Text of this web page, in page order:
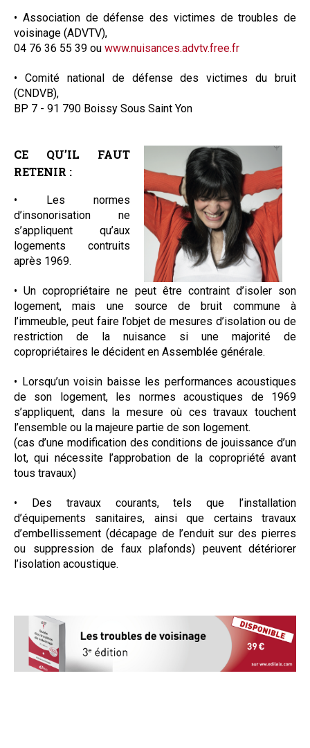
• Association de défense des victimes de troubles de
voisinage (ADVTV),
04 76 36 55 39 ou www.nuisances.advtv.free.fr
• Comité national de défense des victimes du bruit
(CNDVB),
BP 7 - 91 790 Boissy Sous Saint Yon
CE QU’IL FAUT
RETENIR :
• Les normes
d’insonorisation ne
s’appliquent qu’aux
logements contruits
après 1969.
• Un copropriétaire ne peut être contraint d’isoler son
logement, mais une source de bruit commune à
l’immeuble, peut faire l’objet de mesures d’isolation ou de
restriction de la nuisance si une majorité de
copropriétaires le décident en Assemblée générale.
• Lorsqu’un voisin baisse les performances acoustiques
de son logement, les normes acoustiques de 1969
s’appliquent, dans la mesure où ces travaux touchent
l’ensemble ou la majeure partie de son logement.
(cas d’une modification des conditions de jouissance d’un
lot, qui nécessite l’approbation de la copropriété avant
tous travaux)
• Des travaux courants, tels que l’installation
d’équipements sanitaires, ainsi que certains travaux
d’embellissement (décapage de l’enduit sur des pierres
ou suppression de faux plafonds)­ peuvent détériorer
l’isolation acoustique.